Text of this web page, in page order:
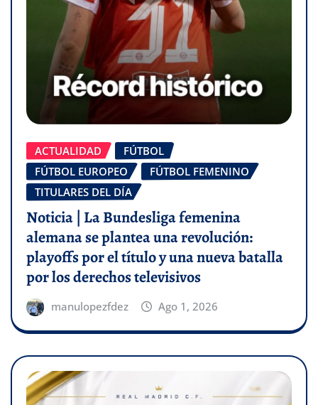
ACTUALIDAD
FÚTBOL
FÚTBOL EUROPEO
FÚTBOL FEMENINO
TITULARES DEL DÍA
Noticia | La Bundesliga femenina
alemana se plantea una revolución:
playoffs por el título y una nueva batalla
por los derechos televisivos
manulopezfdez Ago 1, 2026